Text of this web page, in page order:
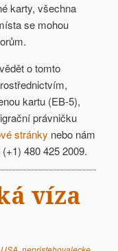
karty, všechna
se mohou
o tomto
kartu (EB-5),
právničku
stránky nebo nám
480 425 2009.
víza